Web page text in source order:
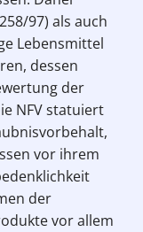
97) als auch
Lebensmittel
dessen
der
NFV statuiert
vor ihrem
der
vor allem